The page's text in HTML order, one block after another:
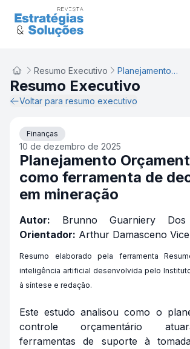
Resumo Executivo Planejamento Orçamentário como ferramenta de decisão em mineração
Resumo Executivo
Voltar para resumo executivo
Finanças
10 de dezembro de 2025
Planejamento
como ferramenta de
em mineração
Autor: Brunno Guarniery
Orientador: Arthur Damasceno
Resumo elaborado pela ferramenta
inteligência artificial desenvolvida pelo
à síntese e redação.
Este estudo analisou como o
controle orçamentário
ferramentas de suporte à